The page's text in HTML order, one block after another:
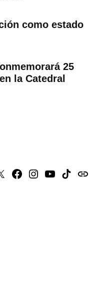
como estado
25
la Catedral
Faceboook
Instagram
YoutubeTiktokissuu